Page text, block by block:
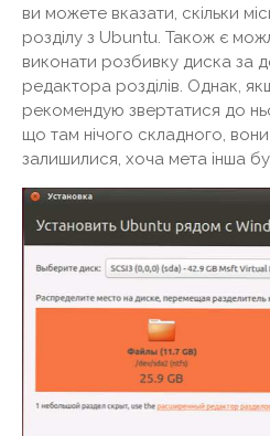
ви можете вказати, скільки
розділу з Ubuntu. Також є
виконати розбивку диска за
редактора розділів. Однак,
рекомендую звертатися до
що там нічого складного,
залишилися, хоча мета інша